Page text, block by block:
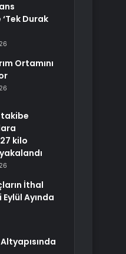
Durak
Ortamını
kilo
İthal
Ayında